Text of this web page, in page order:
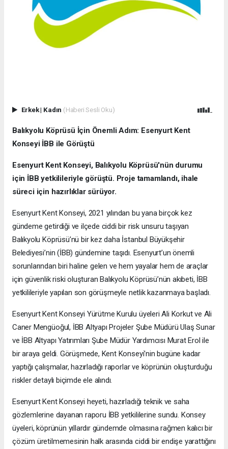
Erkek| Kadın (Haberi Sesli Oku)
Balıkyolu Köprüsü İçin Önemli Adım: Esenyurt Kent
Konseyi İBB ile Görüştü
Esenyurt Kent Konseyi, Balıkyolu Köprüsü'nün durumu
için İBB yetkilileriyle görüştü. Proje tamamlandı, ihale
süreci için hazırlıklar sürüyor.
Esenyurt Kent Konseyi, 2021 yılından bu yana birçok kez
gündeme getirdiği ve ilçede ciddi bir risk unsuru taşıyan
Balıkyolu Köprüsü’nü bir kez daha İstanbul Büyükşehir
Belediyesi’nin (İBB) gündemine taşıdı. Esenyurt’un önemli
sorunlarından biri haline gelen ve hem yayalar hem de araçlar
için güvenlik riski oluşturan Balıkyolu Köprüsü’nün akıbeti, İBB
yetkilileriyle yapılan son görüşmeyle netlik kazanmaya başladı.
Esenyurt Kent Konseyi Yürütme Kurulu üyeleri Ali Korkut ve Ali
Caner Mengüoğul, İBB Altyapı Projeler Şube Müdürü Ulaş Sunar
ve İBB Altyapı Yatırımları Şube Müdür Yardımcısı Murat Erol ile
bir araya geldi. Görüşmede, Kent Konseyi'nin bugüne kadar
yaptığı çalışmalar, hazırladığı raporlar ve köprünün oluşturduğu
riskler detaylı biçimde ele alındı.
Esenyurt Kent Konseyi heyeti, hazırladığı teknik ve saha
gözlemlerine dayanan raporu İBB yetkililerine sundu. Konsey
üyeleri, köprünün yıllardır gündemde olmasına rağmen kalıcı bir
çözüm üretilmemesinin halk arasında ciddi bir endişe yarattığını